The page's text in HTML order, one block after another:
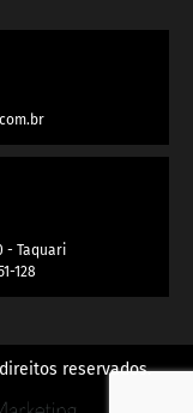
- Taquari
128
reservados.